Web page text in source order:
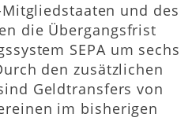
und des
die Übergangsfrist
SEPA um sechs
den zusätzlichen
Geldtransfers von
im bisherigen